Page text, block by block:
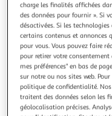
POUCE
Haricots blancs
En savoir +
charge les finalités affichées
des données pour fournir ». Si
désactivées. Si les
certains contenus et annonces
pour vous. Vous pouvez faire
pour retirer votre
mes préférences" en bas de
sur notre ou nos sites web.
politique de confidentialité.
traitent des données selon les
géolocalisation précises.